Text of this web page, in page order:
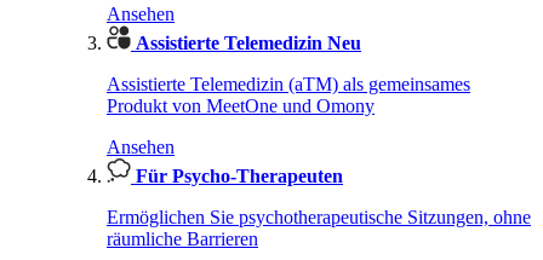
Ansehen
Assistierte Telemedizin Neu
Assistierte Telemedizin (aTM) als gemeinsames
Produkt von MeetOne und Omony
Ansehen
Für Psycho-Therapeuten
Ermöglichen Sie psychotherapeutische Sitzungen, ohne
räumliche Barrieren